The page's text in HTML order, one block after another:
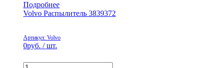
Подробнее
Volvo Распылитель 3839372
Артикул: Volvo
0руб. / шт.